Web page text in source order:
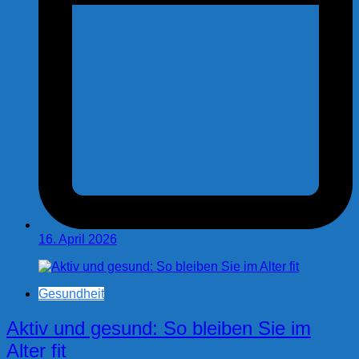
16. April 2026
Gesundheit
Aktiv und gesund: So bleiben Sie im
Alter fit